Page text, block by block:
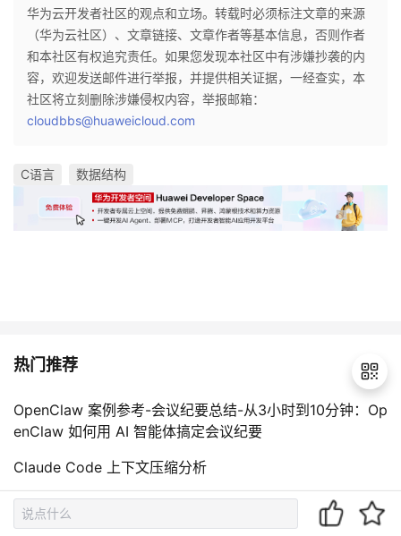
华为云开发者社区的观点和立场。转载时必须标注文章的来源
（华为云社区）、文章链接、文章作者等基本信息，否则作者
和本社区有权追究责任。如果您发现本社区中有涉嫌抄袭的内
容，欢迎发送邮件进行举报，并提供相关证据，一经查实，本
社区将立刻删除涉嫌侵权内容，举报邮箱：
cloudbbs@huaweicloud.com
C语言 数据结构
热门推荐
OpenClaw 案例参考-会议纪要总结-从3小时到10分钟：Op
enClaw 如何用 AI 智能体搞定会议纪要
Claude Code 上下文压缩分析
OpenClaw连接DeepSeek图文教程｜API配置+模型调用全
流程